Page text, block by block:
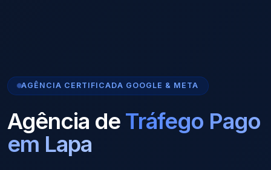
AGÊNCIA CERTIFICADA GOOGLE & META
Agência de Tráfego Pago
em Lapa